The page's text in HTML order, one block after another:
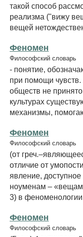
такой способ
реализма ("вижу
вещей
Феномен
Философский словарь
- понятие,
при помощи
обществ не
культурах
механизмы,
Феномен
Философский словарь
(от
отличие от
явление, доступное
ноуменам – «вещам
3) в
Феномен
Философский словарь